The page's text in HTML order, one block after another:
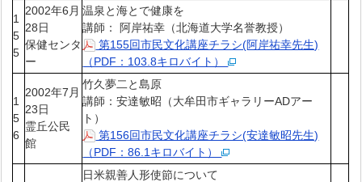
1
5
5
2002年6月
28日
保健センタ
ー
温泉と海とで健康を
講師： 阿岸祐幸（北海道大学名誉教授）
第155回市民文化講座チラシ(阿岸祐幸先生)
（PDF：103.8キロバイト）
1
5
6
2002年7月
23日
霊丘公民
館
竹久夢二と島原
講師：安達敏昭（大牟田市ギャラリーADアー
ト）
第156回市民文化講座チラシ(安達敏昭先生)
（PDF：86.1キロバイト）
日米親善人形使節について